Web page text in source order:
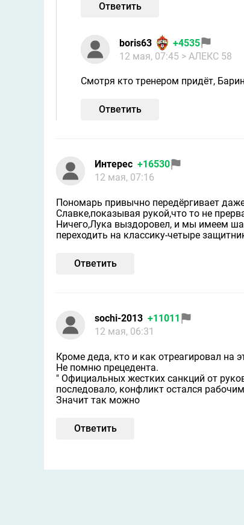
Ответить
boris63
+4535
12 мая, 07:45 > АЛЕКС 58
Смотря кто тренером придёт,
Ответить
Интерес +16530
12 мая, 07:16
Пономарь привычно передёргивает
Славке,показывая рукой,что то не
Ничего,Лука выздоровел, и мы имеем
переходить на классику-четыре
Ответить
sochi-2013 +11011
12 мая, 06:31
Кроме деда, кто и как отреагировал на
Не помню прецедента.
" Официальных жестких санкций от
последовало, конфликт остался
Значит так можно
Ответить